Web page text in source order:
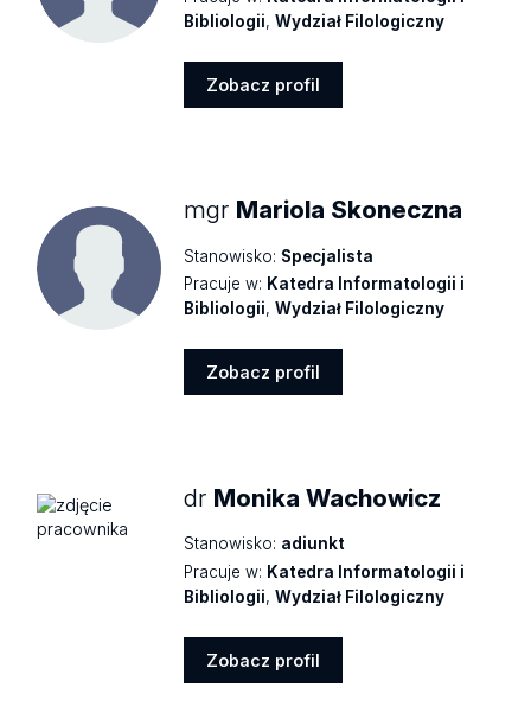
Bibliologii,Wydział Filologiczny
Zobacz profil
mgr Mariola Skoneczna
Stanowisko: Specjalista
Pracuje w: Katedra Informatologii i
Bibliologii,Wydział Filologiczny
Zobacz profil
dr Monika Wachowicz
Stanowisko: adiunkt
Pracuje w: Katedra Informatologii i
Bibliologii,Wydział Filologiczny
Zobacz profil